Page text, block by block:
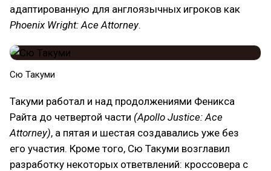
адаптированную для англоязычных игроков как
Phoenix Wright: Ace Attorney.
Сю Такуми
Такуми работал и над продолжениями Феникса
Райта до четвертой части (Apollo Justice: Ace
Attorney), а пятая и шестая создавались уже без
его участия. Кроме того, Сю Такуми возглавил
разработку некоторых ответвлений: кроссовера с